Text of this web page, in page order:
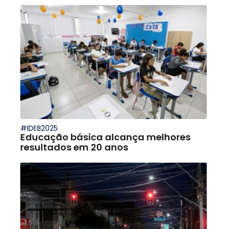
#IDEB2025
Educação básica alcança melhores
resultados em 20 anos